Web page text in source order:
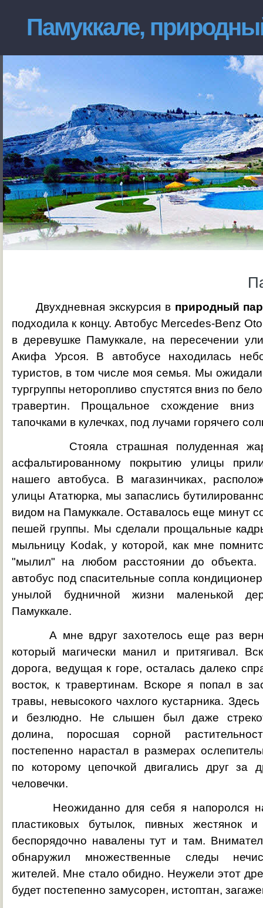
Памуккале,
Двухдневная экскурсия в природный
подходила к концу. Автобус Mercedes-Benz
в деревушке Памуккале, на пересечении
Акифа Урсоя. В автобусе находилась
туристов, в том числе моя семья. Мы
тургруппы неторопливо спустятся вниз по
травертин. Прощальное схождение
тапочками в кулечках, под лучами горячего
Стояла страшная полуденная
асфальтированному покрытию улицы
нашего автобуса. В магазинчиках,
улицы Ататюрка, мы запаслись
видом на Памуккале. Оставалось еще минут
пешей группы. Мы сделали прощальные
мыльницу Kodak, у которой, как мне
"мылил" на любом расстоянии до
автобус под спасительные сопла
унылой будничной жизни маленькой
Памуккале.
А мне вдруг захотелось еще раз
который магически манил и притягивал.
дорога, ведущая к горе, осталась далеко
восток, к травертинам. Вскоре я попал в
травы, невысокого чахлого кустарника.
и безлюдно. Не слышен был даже
долина, поросшая сорной
постепенно нарастал в размерах
по которому цепочкой двигались друг за
человечки.
Неожиданно для себя я напоролся на
пластиковых бутылок, пивных жестянок
беспорядочно навалены тут и там.
обнаружил множественные следы
жителей. Мне стало обидно. Неужели этот
будет постепенно замусорен, истоптан,